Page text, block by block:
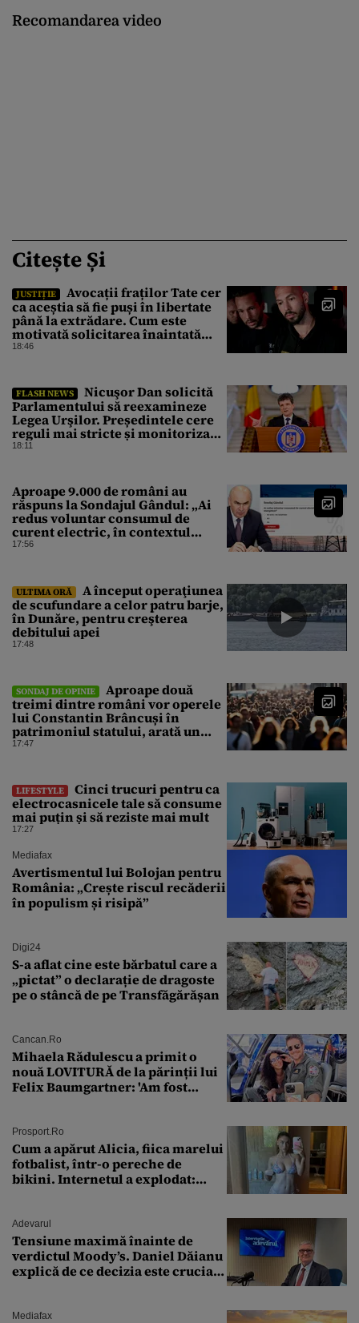
Recomandarea video
Citește Și
JUSTIȚIE
Avocații fraților Tate cer
ca aceștia să fie puși în libertate
până la extrădare. Cum este
motivată solicitarea înaintată
instanței
18:46
FLASH NEWS
Nicuşor Dan solicită
Parlamentului să reexamineze
Legea Urşilor. Președintele cere
reguli mai stricte și monitorizare
în timp real
18:11
Aproape 9.000 de români au
răspuns la Sondajul Gândul: „Ai
redus voluntar consumul de
curent electric, în contextul
crizei energetice?” Rezultatul a
17:56
ULTIMA ORĂ
A început operaţiunea
de scufundare a celor patru barje,
în Dunăre, pentru creşterea
debitului apei
17:48
SONDAJ DE OPINIE
Aproape două
treimi dintre români vor operele
lui Constantin Brâncuși în
patrimoniul statului, arată un
sondaj
17:47
LIFESTYLE
Cinci trucuri pentru ca
electrocasnicele tale să consume
mai puțin și să reziste mai mult
17:27
Mediafax
Avertismentul lui Bolojan pentru
România: „Crește riscul recăderii
în populism și risipă”
Digi24
S-a aflat cine este bărbatul care a
„pictat” o declarație de dragoste
pe o stâncă de pe Transfăgărășan
Cancan.ro
Mihaela Rădulescu a primit o
nouă LOVITURĂ de la părinții lui
Felix Baumgartner: 'Am fost
Prosport.ro
Cum a apărut Alicia, fiica marelui
fotbalist, într-o pereche de
bikini. Internetul a explodat:
Adevarul
Tensiune maximă înainte de
verdictul Moody’s. Daniel Dăianu
explică de ce decizia este crucială
Mediafax